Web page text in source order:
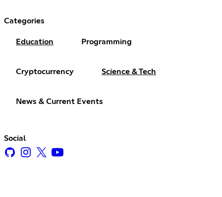
Categories
Education Programming
Cryptocurrency Science & Tech
News & Current Events
Social